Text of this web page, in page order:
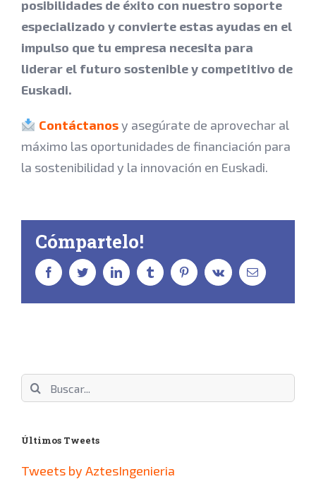
posibilidades de éxito con nuestro soporte
especializado y convierte estas ayudas en el
impulso que tu empresa necesita para
liderar el futuro sostenible y competitivo de
Euskadi.
Contáctanosy asegúrate de aprovechar al
máximo las oportunidades de financiación para
la sostenibilidad y la innovación en Euskadi.
Cómpartelo!
facebooktwitter linkedin tumblr pinterestvk
Correo
electrónico
Buscar:
Últimos Tweets
Tweets by AztesIngenieria